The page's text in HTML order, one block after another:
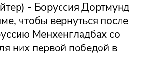
- Боруссия Дортмунд
чтобы вернуться после
Менхенгладбах со
них первой победой в